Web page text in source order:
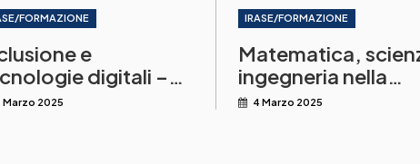
FORMAZIONE
e
digitali –
per una
Marzo 2025
IRASE/FORMAZIONE
Matematica,
ingegneria nella
didattica
4 Marzo 2025